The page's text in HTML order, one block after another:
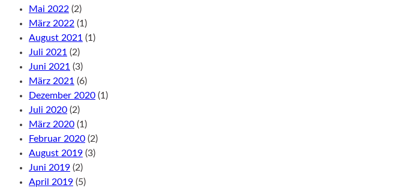
Mai 2022 (2)
März 2022 (1)
August 2021 (1)
Juli 2021 (2)
Juni 2021 (3)
März 2021 (6)
Dezember 2020 (1)
Juli 2020 (2)
März 2020 (1)
Februar 2020 (2)
August 2019 (3)
Juni 2019 (2)
April 2019 (5)